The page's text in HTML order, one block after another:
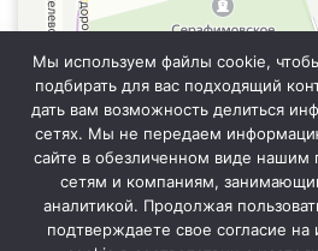
Мы используем файлы cookie,
подбирать для вас подходящий
дать вам возможность делиться
сетях. Мы не передаем
сайте в обезличенном виде нашим
сетям и компаниям,
аналитикой. Продолжая
подтверждаете свое согласие на
Информация на сайте не является
точную стоимость у менеджера отдела